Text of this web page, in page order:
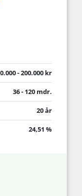
- 200.000 kr
36 - 120 mdr.
20 år
24,51 %